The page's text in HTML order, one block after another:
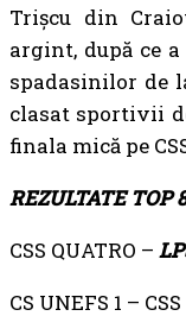
Trișcu din
argint, după ce
spadasinilor de
clasat sportivii
finala mică pe
REZULTATE TOP 8
CSS QUATRO –
CS UNEFS 1 –